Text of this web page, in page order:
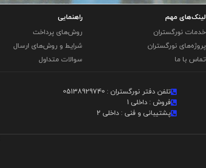
تلویزیون اوتدور (outdoor)
تلویزیون شهری کابل
لینک‌های مهم
خدمات نورگستران
پروژه‌های نورگستران
تماس با ما
راهنمایی
روش‌های پرداخت
شرایط و روش‌های ارسال
سوالات متداول
تلفن دفتر نورگستران : 05138929740
فروش : داخلی 1
پشتیبانی و فنی : داخلی 2